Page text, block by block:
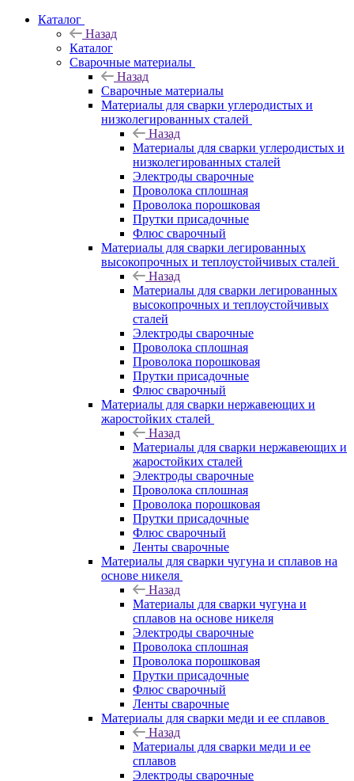
Каталог
Назад
Каталог
Сварочные материалы
Назад
Сварочные материалы
Материалы для сварки углеродистых и
низколегированных сталей
Назад
Материалы для сварки углеродистых и
низколегированных сталей
Электроды сварочные
Проволока сплошная
Проволока порошковая
Прутки присадочные
Флюс сварочный
Материалы для сварки легированных
высокопрочных и теплоустойчивых сталей
Назад
Материалы для сварки легированных
высокопрочных и теплоустойчивых
сталей
Электроды сварочные
Проволока сплошная
Проволока порошковая
Прутки присадочные
Флюс сварочный
Материалы для сварки нержавеющих и
жаростойких сталей
Назад
Материалы для сварки нержавеющих и
жаростойких сталей
Электроды сварочные
Проволока сплошная
Проволока порошковая
Прутки присадочные
Флюс сварочный
Ленты сварочные
Материалы для сварки чугуна и сплавов на
основе никеля
Назад
Материалы для сварки чугуна и
сплавов на основе никеля
Электроды сварочные
Проволока сплошная
Проволока порошковая
Прутки присадочные
Флюс сварочный
Ленты сварочные
Материалы для сварки меди и ее сплавов
Назад
Материалы для сварки меди и ее
сплавов
Электроды сварочные